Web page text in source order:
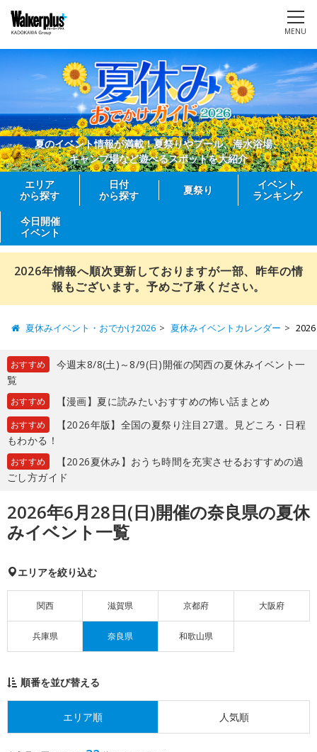
MENU
夏のイベント情報が満載！夏祭りやプール、海水浴場、
キャンプ場など遊べるスポットを大紹介
エリア
から探す
日付
から探す
夏祭り
イベント
ランキング
今日開催
イベント
2026年情報へ順次更新しておりますが一部、昨年の情
報もございます。予めご了承ください。
夏休みイベント・おでかけ2026 夏休みイベントカレンダー
おすすめ
今週末8/8(土)～8/9(日)開催の関西の夏休みイベント一
覧
おすすめ 【漫画】夏に読みたいおすすめの怖い話まとめ
おすすめ
【2026年版】全国の夏祭り注目27選。見どころ・日程
もわかる！
おすすめ
【2026夏休み】おうち時間を充実させるおすすめの過
ごし方ガイド
2026年6月28日(日)開催の奈良県の夏休
みイベント一覧
エリアを絞り込む
関西 滋賀県 京都府 大阪府
兵庫県 奈良県 和歌山県
順番を並び替える
エリア順 人気順